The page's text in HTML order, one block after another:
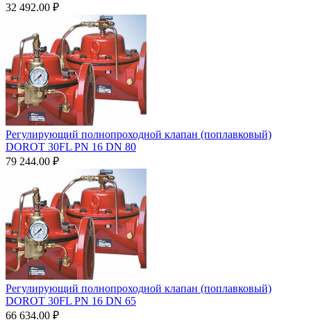
32 492.00 ₽
Регулирующий полнопроходной клапан (поплавковый)
DOROT 30FL PN 16 DN 80
79 244.00 ₽
Регулирующий полнопроходной клапан (поплавковый)
DOROT 30FL PN 16 DN 65
66 634.00 ₽